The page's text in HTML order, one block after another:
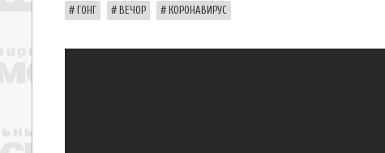
ГОНГ ВЕЧОР КОРОНАВИРУС